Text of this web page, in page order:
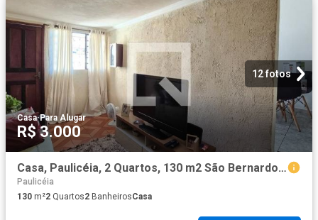
12 fotos
Casa·Para Alugar
R$ 3.000
Casa, Paulicéia, 2 Quartos, 130 m2 São Bernardo do Campo
Paulicéia
130 m²2 Quartos2 BanheirosCasa